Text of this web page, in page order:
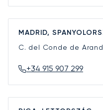
MADRID,
C. del Conde de
+34 915 907 299